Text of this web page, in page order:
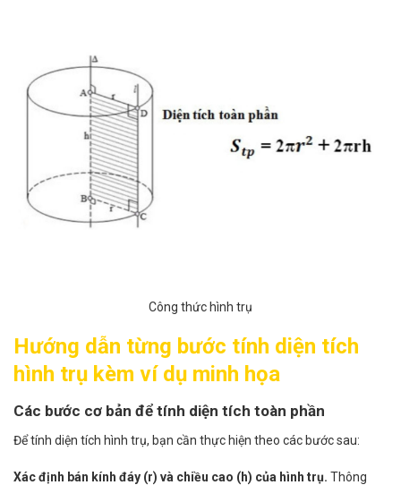
Công thức hình trụ
Hướng dẫn từng bước tính diện tích
hình trụ kèm ví dụ minh họa
Các bước cơ bản để tính diện tích toàn phần
Để tính diện tích hình trụ, bạn cần thực hiện theo các bước sau:
Xác định bán kính đáy (r) và chiều cao (h) của hình trụ. Thông